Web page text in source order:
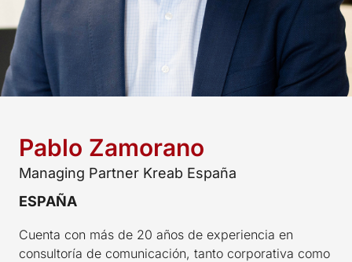
Pablo Zamorano
Managing Partner Kreab España
ESPAÑA
Cuenta con más de 20 años de experiencia en
consultoría de comunicación, tanto corporativa como